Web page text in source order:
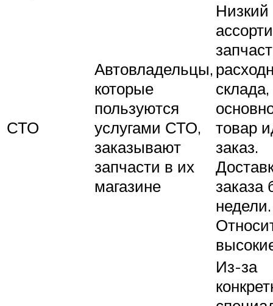
СТО
Автовладельцы,
которые
пользуются
услугами СТО,
заказывают
запчасти в их
магазине
Низкий
товар
заказ.
заказа
недели.
Из-за